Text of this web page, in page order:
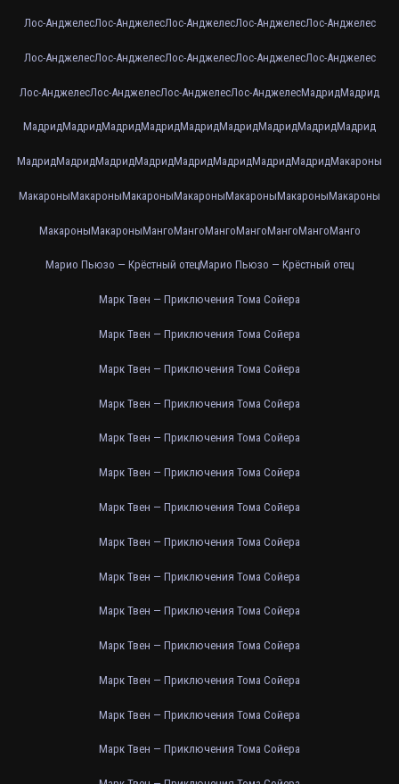
Лос-АнджелесЛос-АнджелесЛос-АнджелесЛос-АнджелесЛос-Анджелес
Лос-АнджелесЛос-АнджелесЛос-АнджелесЛос-АнджелесЛос-Анджелес
Лос-АнджелесЛос-АнджелесЛос-АнджелесЛос-АнджелесМадридМадрид
МадридМадридМадридМадридМадридМадридМадридМадридМадрид
МадридМадридМадридМадридМадридМадридМадридМадридМакароны
МакароныМакароныМакароныМакароныМакароныМакароныМакароны
МакароныМакароныМангоМангоМангоМангоМангоМангоМанго
Марио Пьюзо — Крёстный отецМарио Пьюзо — Крёстный отец
Марк Твен — Приключения Тома Сойера
Марк Твен — Приключения Тома Сойера
Марк Твен — Приключения Тома Сойера
Марк Твен — Приключения Тома Сойера
Марк Твен — Приключения Тома Сойера
Марк Твен — Приключения Тома Сойера
Марк Твен — Приключения Тома Сойера
Марк Твен — Приключения Тома Сойера
Марк Твен — Приключения Тома Сойера
Марк Твен — Приключения Тома Сойера
Марк Твен — Приключения Тома Сойера
Марк Твен — Приключения Тома Сойера
Марк Твен — Приключения Тома Сойера
Марк Твен — Приключения Тома Сойера